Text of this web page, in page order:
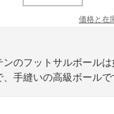
価格と在
ンのフットサルボール
手縫いの高級ボールで